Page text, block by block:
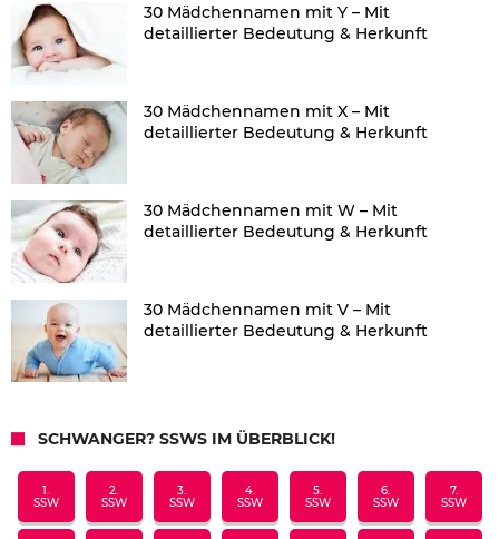
30 Mädchennamen mit Y – Mit
detaillierter Bedeutung & Herkunft
30 Mädchennamen mit X – Mit
detaillierter Bedeutung & Herkunft
30 Mädchennamen mit W – Mit
detaillierter Bedeutung & Herkunft
30 Mädchennamen mit V – Mit
detaillierter Bedeutung & Herkunft
SCHWANGER? SSWS IM ÜBERBLICK!
1.
SSW
2.
SSW
3.
SSW
4.
SSW
5.
SSW
6.
SSW
7.
SSW